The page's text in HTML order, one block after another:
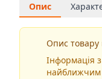
Опис
Опис товару
Інформація
найближчим